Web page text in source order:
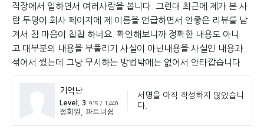
직장에서 일하면서 여러사람을 봅니다. 그런대 최근에 제가 본 사
람 두명이 회사 페이지에 제 이름을 언급하면서 안좋은 리뷰를 남
겨서 참 마음이 찹찹 하네요. 확인해보니까 정확한 내용도 아니
고 대부분의 내용을 부풀리기 사실이 아닌내용을 사실인 내용과
섞어서 썼는데 그냥 무시하는 방법밖에는 없어서 안타깝습니다
기억난
Level. 3 915 / 1,440
정회원, 파트너쉽
서명을 아직 작성하지 않았습니
다.